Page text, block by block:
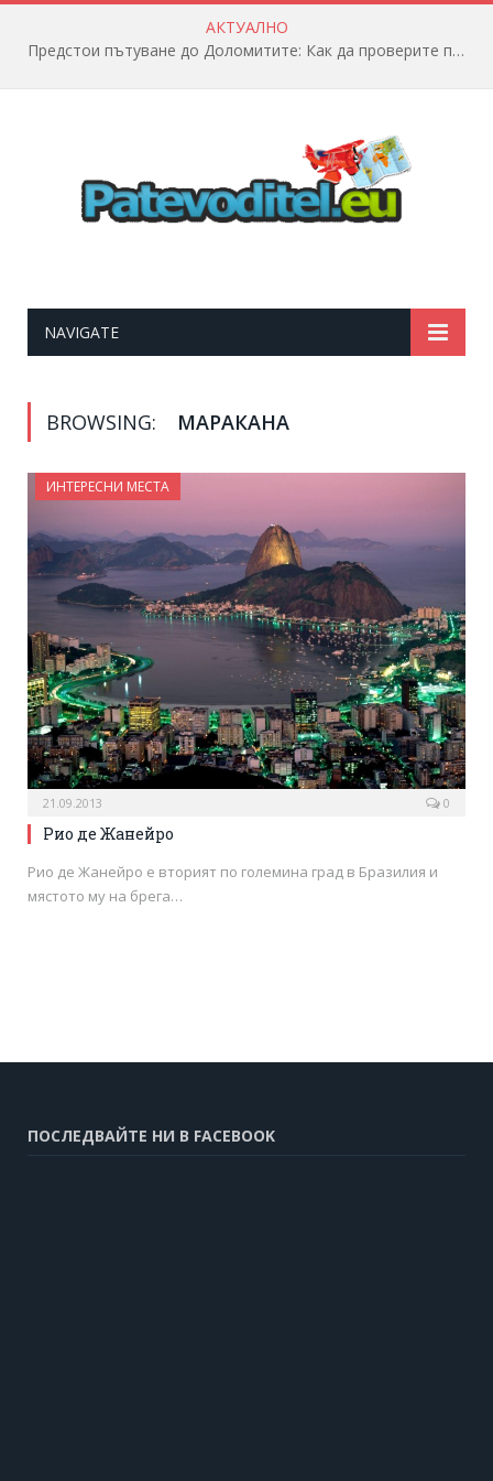
АКТУАЛНО
Предстои пътуване до Доломитите: Как да проверите полетната информация?
NAVIGATE
BROWSING: МАРАКАНА
ИНТЕРЕСНИ МЕСТА
21.09.2013 0
Рио де Жанейро
Рио де Жанейро е вторият по големина град в Бразилия и
мястото му на брега…
ПОСЛЕДВАЙТЕ НИ В FACEBOOK